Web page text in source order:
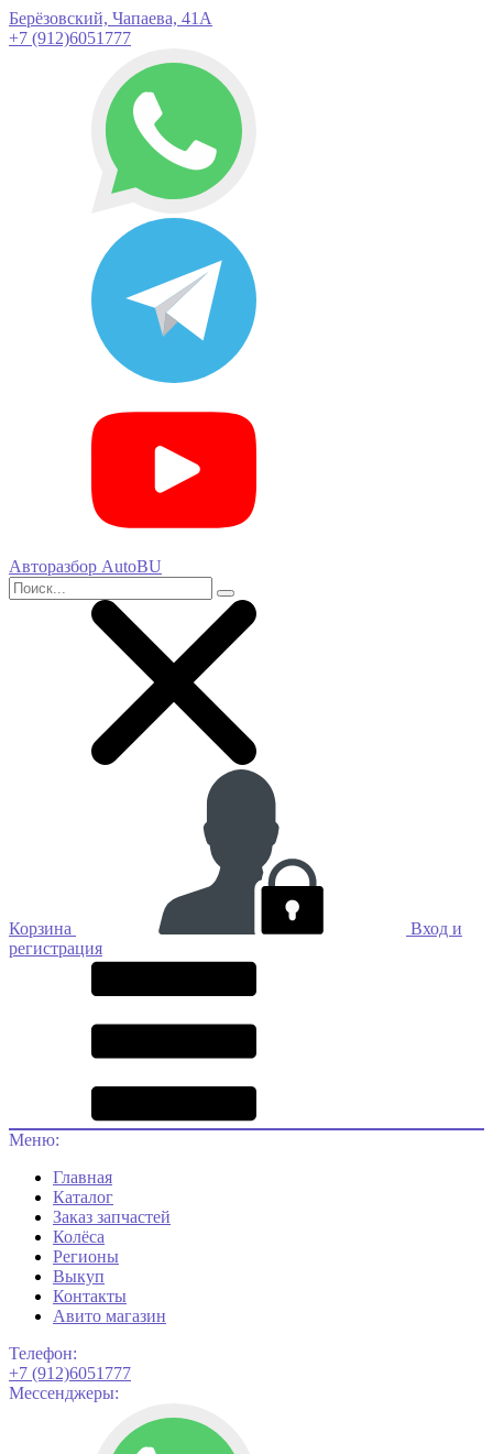
Берёзовский, Чапаева, 41А
+7 (912)6051777
Авторазбор AutoBU
Корзина
Вход и
регистрация
Меню:
Главная
Каталог
Заказ запчастей
Колёса
Регионы
Выкуп
Контакты
Авито магазин
Телефон:
+7 (912)6051777
Мессенджеры: